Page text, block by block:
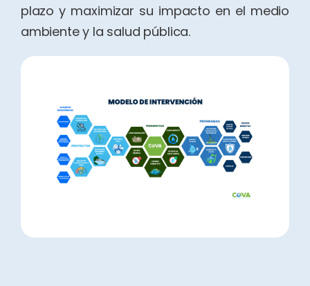
plazo y maximizar su impacto en el medio
ambiente y la salud pública.